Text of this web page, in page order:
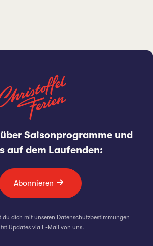
Saisonprogramme und
auf dem Laufenden:
Abonnieren
du dich mit unseren Datenschutzbestimmungen
Updates via E-Mail von uns.